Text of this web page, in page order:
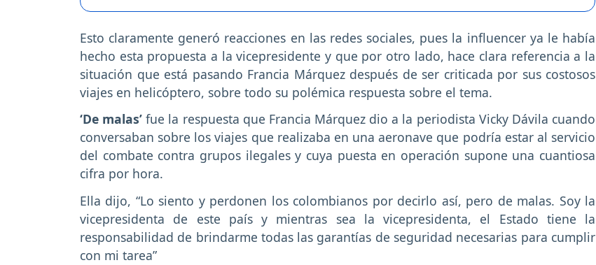
Esto claramente generó reacciones en las redes sociales, pues la influencer ya le había
hecho esta propuesta a la vicepresidente y que por otro lado, hace clara referencia a la
situación que está pasando Francia Márquez después de ser criticada por sus costosos
viajes en helicóptero, sobre todo su polémica respuesta sobre el tema.
‘De malas’fue la respuesta que Francia Márquez dio a la periodista Vicky Dávila cuando
conversaban sobre los viajes que realizaba en una aeronave que podría estar al servicio
del combate contra grupos ilegales y cuya puesta en operación supone una cuantiosa
cifra por hora.
Ella dijo, “Lo siento y perdonen los colombianos por decirlo así, pero de malas. Soy la
vicepresidenta de este país y mientras sea la vicepresidenta, el Estado tiene la
responsabilidad de brindarme todas las garantías de seguridad necesarias para cumplir
con mi tarea”